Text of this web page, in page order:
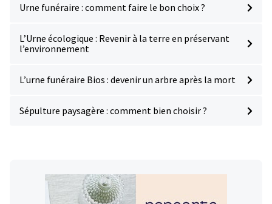
Urne funéraire : comment faire le bon choix ?
L’Urne écologique : Revenir à la terre en préservant
l’environnement
L’urne funéraire Bios : devenir un arbre après la mort
Sépulture paysagère : comment bien choisir ?